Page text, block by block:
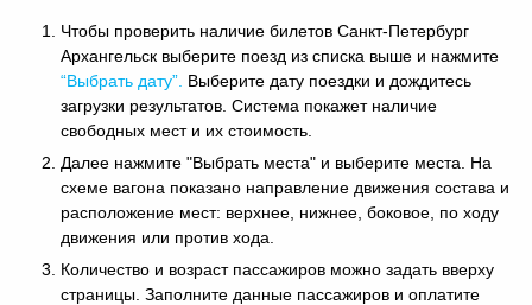
Чтобы проверить наличие билетов Санкт-Петербург
Архангельск выберите поезд из списка выше и нажмите
“Выбрать дату”. Выберите дату поездки и дождитесь
загрузки результатов. Система покажет наличие
свободных мест и их стоимость.
Далее нажмите "Выбрать места" и выберите места. На
схеме вагона показано направление движения состава и
расположение мест: верхнее, нижнее, боковое, по ходу
движения или против хода.
Количество и возраст пассажиров можно задать вверху
страницы. Заполните данные пассажиров и оплатите